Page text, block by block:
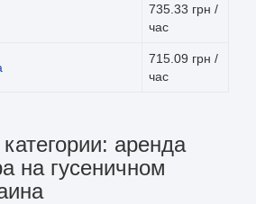
735.33 грн /
час
715.09 грн /
час
аренда
на гусеничном